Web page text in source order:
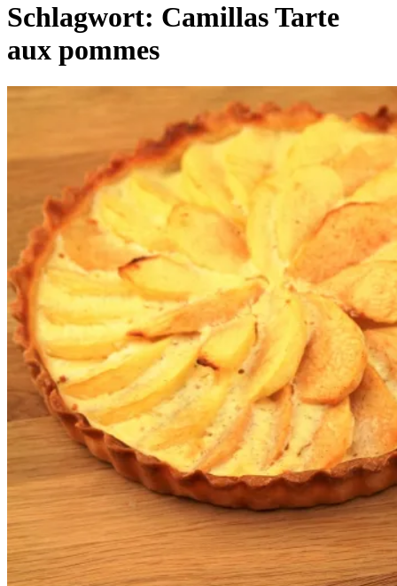
Schlagwort: Camillas Tarte
aux pommes